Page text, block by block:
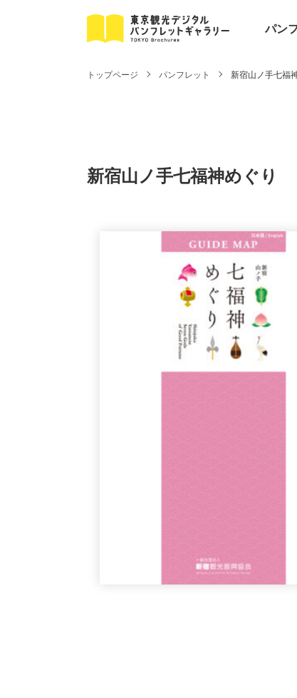
パン
トップページ パンフレット 新宿山ノ手七福
新宿山ノ手七福神めぐり